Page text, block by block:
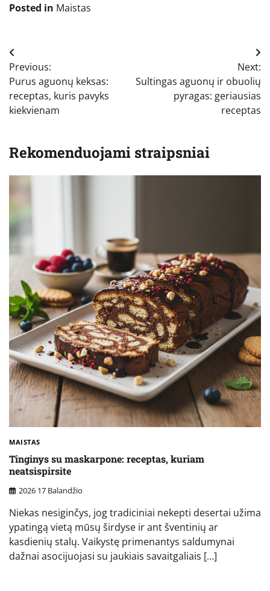
Posted in Maistas
Navigacija
tarp
įrašų
Previous:
Purus aguonų keksas:
receptas, kuris pavyks
kiekvienam
Next:
Sultingas aguonų ir obuolių
pyragas: geriausias
receptas
Rekomenduojami straipsniai
MAISTAS
Tinginys su maskarpone: receptas, kuriam
neatsispirsite
2026 17 Balandžio
Niekas nesiginčys, jog tradiciniai nekepti desertai užima
ypatingą vietą mūsų širdyse ir ant šventinių ar
kasdienių stalų. Vaikystę primenantys saldumynai
dažnai asocijuojasi su jaukiais savaitgaliais […]